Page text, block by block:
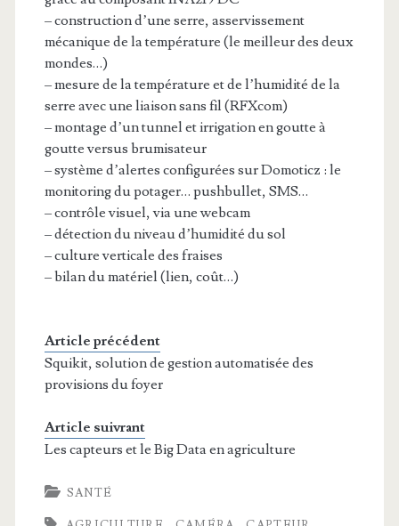
– construction d’une serre, asservissement
mécanique de la température (le meilleur des deux
mondes…)
– mesure de la température et de l’humidité de la
serre avec une liaison sans fil (RFXcom)
– montage d’un tunnel et irrigation en goutte à
goutte versus brumisateur
– système d’alertes configurées sur Domoticz : le
monitoring du potager… pushbullet, SMS…
– contrôle visuel, via une webcam
– détection du niveau d’humidité du sol
– culture verticale des fraises
– bilan du matériel (lien, coût…)
Article précédent
Squikit, solution de gestion automatisée des
provisions du foyer
Article suivrant
Les capteurs et le Big Data en agriculture
SANTÉ